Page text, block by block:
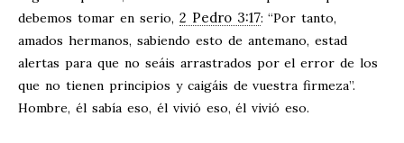
debemos tomar en serio, 2 Pedro 3:17: “Por tanto,
amados hermanos, sabiendo esto de antemano, estad
alertas para que no seáis arrastrados por el error de los
que no tienen principios y caigáis de vuestra firmeza”.
Hombre, él sabía eso, él vivió eso, él vivió eso.